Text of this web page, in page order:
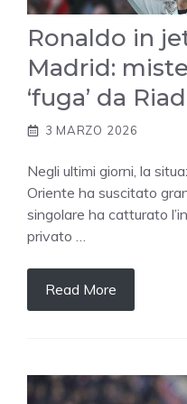
Ronaldo in
Madrid:
‘fuga’ da Riad
3 MARZO 2026
Negli ultimi giorni, la
Oriente ha suscitato
singolare ha catturato
privato …
Read More